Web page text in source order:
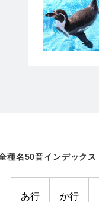
種名50音インデックス
あ行 か行